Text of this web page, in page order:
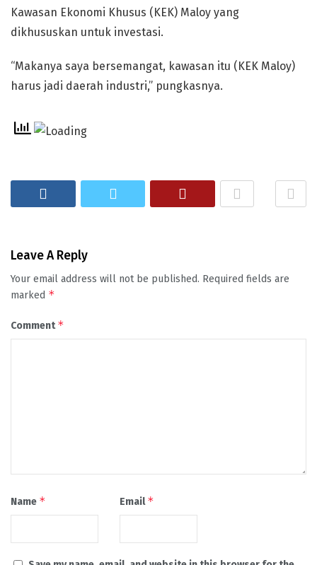
Kawasan Ekonomi Khusus (KEK) Maloy yang
dikhususkan untuk investasi.
“Makanya saya bersemangat, kawasan itu (KEK Maloy)
harus jadi daerah industri,” pungkasnya.
Leave A Reply
Your email address will not be published. Required fields are
marked *
Comment*
Name * Email*